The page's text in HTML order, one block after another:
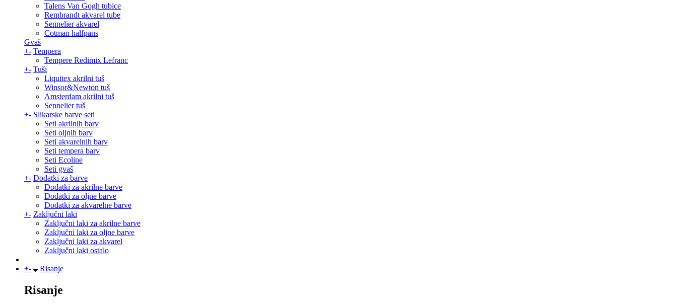
Talens Van Gogh tubice
Rembrandt akvarel tube
Sennelier akvarel
Cotman halfpans
Gvaš
+- Tempera
Tempere Redimix Lefranc
+- Tuši
Liquitex akrilni tuš
Winsor&Newton tuš
Amsterdam akrilni tuš
Sennelier tuš
+- Slikarske barve seti
Seti akrilnih barv
Seti oljnih barv
Seti akvarelnih barv
Seti tempera barv
Seti Ecoline
Seti gvaš
+- Dodatki za barve
Dodatki za akrilne barve
Dodatki za oljne barve
Dodatki za akvarelne barve
+- Zaključni laki
Zaključni laki za akrilne barve
Zaključni laki za oljne barve
Zaključni laki za akvarel
Zaključni laki ostalo
+- Risanje
Risanje